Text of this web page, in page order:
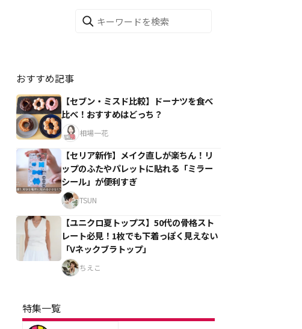
おすすめ記事
【セブン・ミスド比較】ドーナツを食べ
比べ！おすすめはどっち？
相場一花
【セリア新作】メイク直しが楽ちん！リ
ップのふたやパレットに貼れる「ミラー
シール」が便利すぎ
TSUN
【ユニクロ夏トップス】50代の骨格スト
レート必見！1枚でも下着っぽく見えない
「Vネックブラトップ」
ちえこ
特集一覧